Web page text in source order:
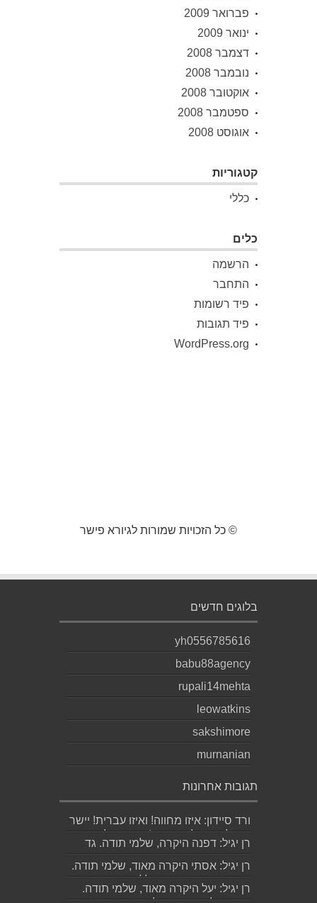
פברואר 2009
ינואר 2009
דצמבר 2008
נובמבר 2008
אוקטובר 2008
ספטמבר 2008
אוגוסט 2008
קטגוריות
כללי
כלים
הרשמה
התחבר
פיד רשומות
פיד תגובות
WordPress.org
© כל הזכויות שמורות לגיורא פישר
בלוגים חדשים
yh0556785616
babu88agency
rupali14mehta
leowatkins
sakshimore
murnanian
תגובות אחרונות
ורד סיידון: איזו מחווה! ואיזו עברית! יישר
כוח לכותב ולאהובתו :) שבת שלום...
רן יגיל: דפנה היקרה, שלמי תודה. גד
הוא אכן משורר איכותי ביותר. אמסור...
רן יגיל: אסתי היקרה מאוד, שלמי תודה.
ניכר כי השירים דיברו לליבך. אמסו...
רן יגיל: יעל היקרה מאוד, שלמי תודה.